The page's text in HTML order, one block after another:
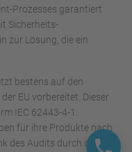
Prozesses garantiert
Sicherheits-
zur Lösung, die ein
bestens auf den
EU vorbereitet. Dieser
IEC 62443-4-1.
für ihre Produkte nach
des Audits durch den